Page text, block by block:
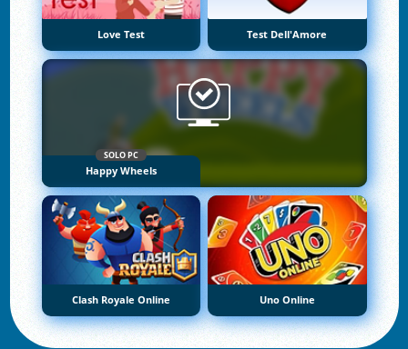
Love Test Test Dell'Amore
SOLO PC
Happy Wheels
Clash Royale Online Uno Online